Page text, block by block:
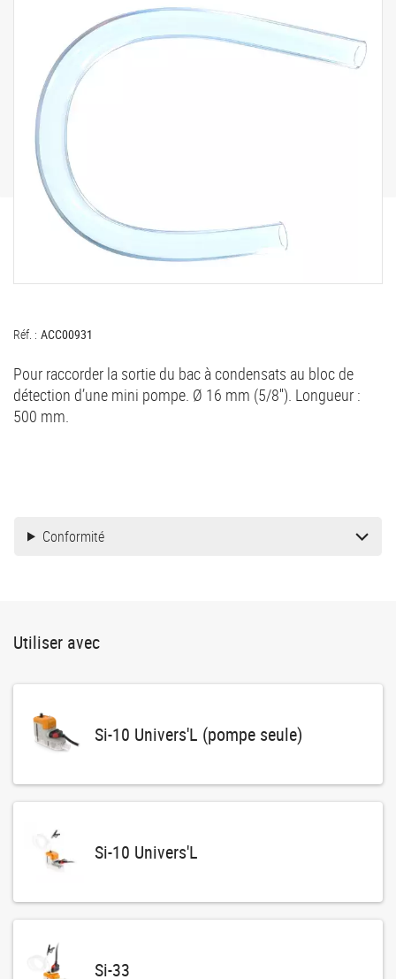
Réf. : ACC00931
Pour raccorder la sortie du bac à condensats au bloc de
détection d’une mini pompe. Ø 16 mm (5/8''). Longueur :
500 mm.
Conformité
Utiliser avec
Si-10 Univers'L (pompe seule)
Si-10 Univers'L
Si-33